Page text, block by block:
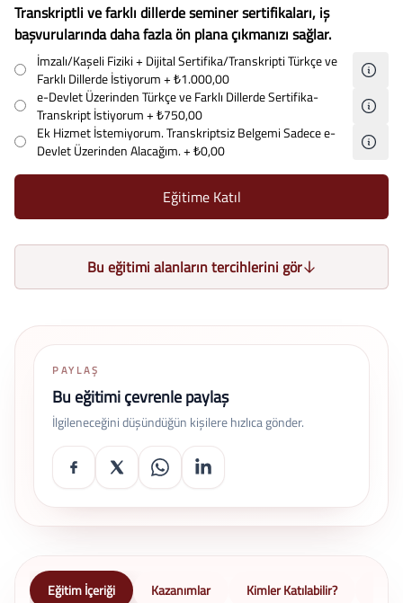
Transkriptli ve farklı dillerde seminer sertifikaları, iş
başvurularında daha fazla ön plana çıkmanızı sağlar.
İmzalı/Kaşeli Fiziki + Dijital Sertifika/Transkripti Türkçe ve
Farklı Dillerde İstiyorum+ ₺1.000,00
e-Devlet Üzerinden Türkçe ve Farklı Dillerde Sertifika-
Transkript İstiyorum+ ₺750,00
Ek Hizmet İstemiyorum. Transkriptsiz Belgemi Sadece e-
Devlet Üzerinden Alacağım.+ ₺0,00
Eğitime Katıl
Bu eğitimi alanların tercihlerini gör
PAYLAŞ
Bu eğitimi çevrenle paylaş
İlgileneceğini düşündüğün kişilere hızlıca gönder.
Eğitim İçeriği Kazanımlar Kimler Katılabilir?